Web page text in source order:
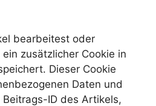
bearbeitest oder
zusätzlicher Cookie in
Dieser Cookie
Daten und
ID des Artikels,